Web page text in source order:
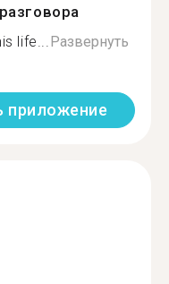
life...Развернуть
приложение